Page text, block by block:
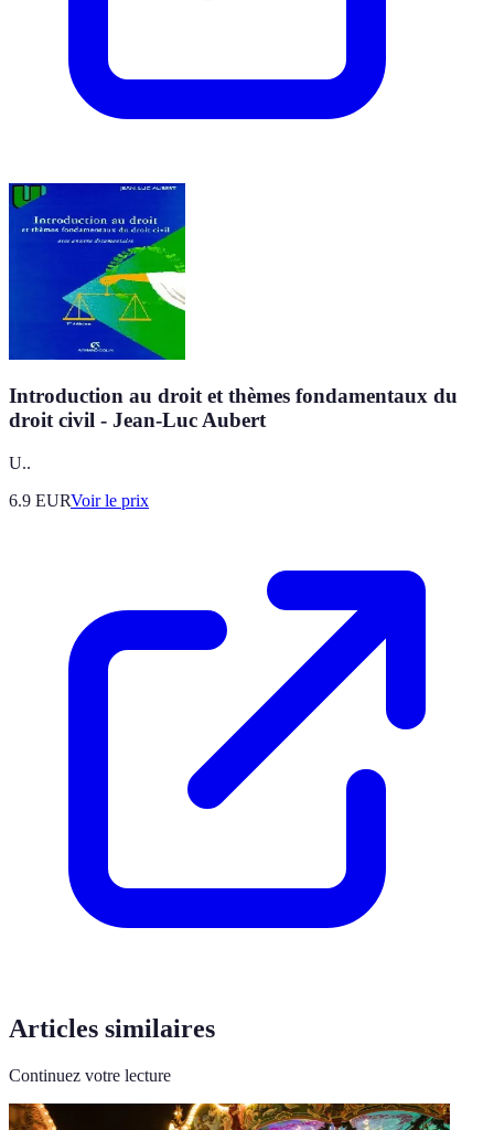
Introduction au droit et thèmes fondamentaux du
droit civil - Jean-Luc Aubert
U..
6.9 EURVoir le prix
Articles similaires
Continuez votre lecture